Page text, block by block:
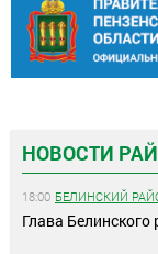
НОВОСТИ
18:00 БЕЛИНСКИЙ
Глава